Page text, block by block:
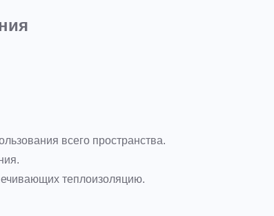
всего пространства.
теплоизоляцию.